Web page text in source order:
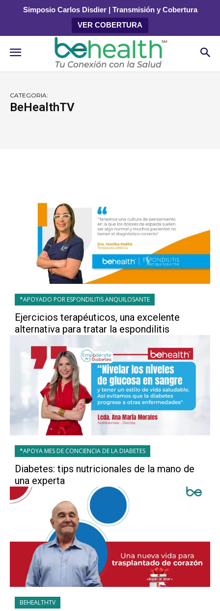
Simposio Carlos Disdier | Transmisión y Cobertura
VER COBERTURA
CATEGORIA:
BeHealthTV
*APOYADO POR ESPONDILITIS ANQUILOSANTE
Ejercicios terapéuticos, una excelente
alternativa para tratar la espondilitis
*APOYA MES DE CONCIENCIA DE LA DIABETES
Diabetes: tips nutricionales de la mano de
una experta
BEHEALTHTV